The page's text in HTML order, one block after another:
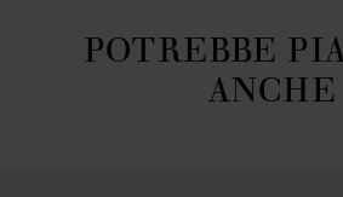
POTREBBE
ANCHE